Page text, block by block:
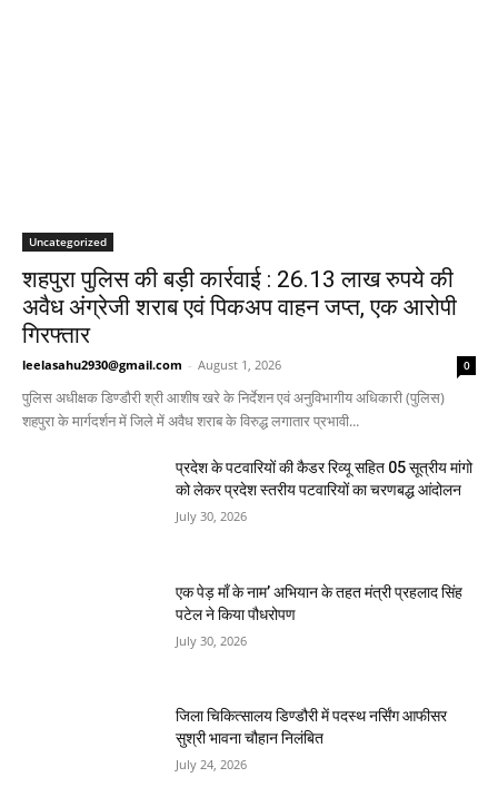
Uncategorized
शहपुरा पुलिस की बड़ी कार्रवाई : 26.13 लाख रुपये की
अवैध अंग्रेजी शराब एवं पिकअप वाहन जप्त, एक आरोपी
गिरफ्तार
leelasahu2930@gmail.com - August 1, 2026 0
पुलिस अधीक्षक डिण्डौरी श्री आशीष खरे के निर्देशन एवं अनुविभागीय अधिकारी (पुलिस)
शहपुरा के मार्गदर्शन में जिले में अवैध शराब के विरुद्ध लगातार प्रभावी...
प्रदेश के पटवारियों की कैडर रिव्यू सहित 05 सूत्रीय मांगो
को लेकर प्रदेश स्तरीय पटवारियों का चरणबद्ध आंदोलन
July 30, 2026
एक पेड़ माँ के नाम’ अभियान के तहत मंत्री प्रहलाद सिंह
पटेल ने किया पौधरोपण
July 30, 2026
जिला चिकित्सालय डिण्डौरी में पदस्थ नर्सिंग आफीसर
सुश्री भावना चौहान निलंबित
July 24, 2026